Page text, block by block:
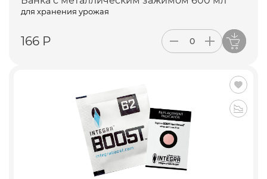
для хранения урожая
166 Р